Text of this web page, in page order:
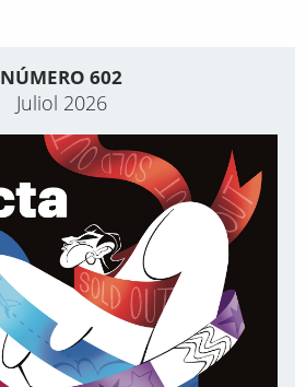
NÚMERO 602
Juliol 2026